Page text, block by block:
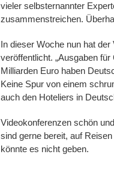
vieler selbsternannter
zusammenstreichen.
In dieser Woche nun hat
veröffentlicht. „Ausgaben
Milliarden Euro haben
Keine Spur von einem
auch den Hoteliers in
Videokonferenzen schön
sind gerne bereit, auf
könnte es nicht geben.